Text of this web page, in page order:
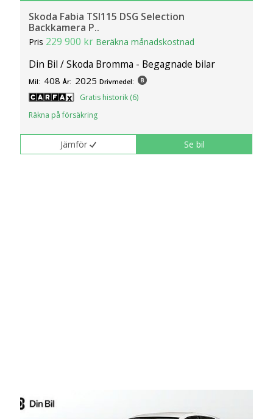
Skoda Fabia TSI115 DSG Selection
Backkamera P..
Pris 229 900 kr Beräkna månadskostnad
Din Bil / Skoda Bromma - Begagnade bilar
Mil: 408 År: 2025 Drivmedel:
Gratis historik (6)
Räkna på försäkring
Jämför Se bil